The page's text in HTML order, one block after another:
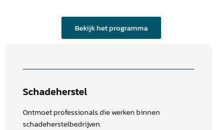
Bekijk het programma
Schadeherstel
Ontmoet professionals die werken binnen
schadeherstelbedrijven.